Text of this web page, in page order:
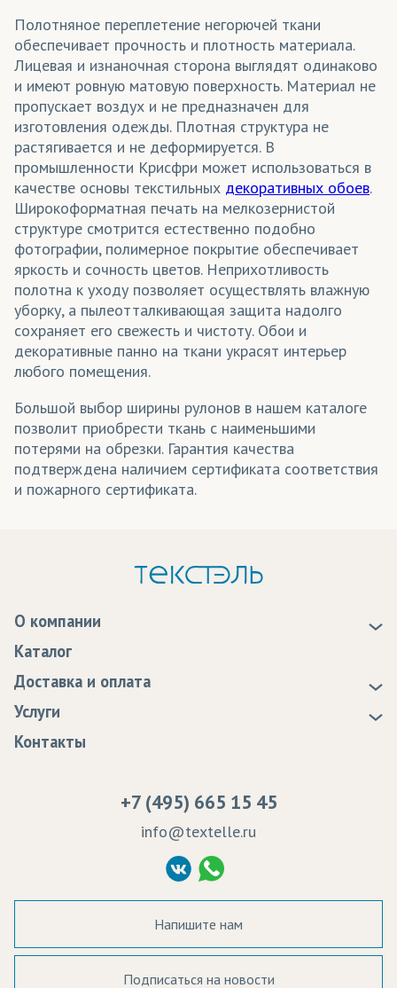
Полотняное переплетение негорючей ткани
обеспечивает прочность и плотность материала.
Лицевая и изнаночная сторона выглядят одинаково
и имеют ровную матовую поверхность. Материал не
пропускает воздух и не предназначен для
изготовления одежды. Плотная структура не
растягивается и не деформируется. В
промышленности Крисфри может использоваться в
качестве основы текстильных декоративных обоев.
Широкоформатная печать на мелкозернистой
структуре смотрится естественно подобно
фотографии, полимерное покрытие обеспечивает
яркость и сочность цветов. Неприхотливость
полотна к уходу позволяет осуществлять влажную
уборку, а пылеотталкивающая защита надолго
сохраняет его свежесть и чистоту. Обои и
декоративные панно на ткани украсят интерьер
любого помещения.
Большой выбор ширины рулонов в нашем каталоге
позволит приобрести ткань с наименьшими
потерями на обрезки. Гарантия качества
подтверждена наличием сертификата соответствия
и пожарного сертификата.
О компании
Статьи
Программа лояльности
Сертификаты качества
Судебные решения
Политика Конфиденциальности
Согласие на обработку ПД
Каталог
Доставка и оплата
Доставка
Оплата
Услуги
Образцы
Контакты
+7 (495) 665 15 45
info@textelle.ru
Напишите нам
Подписаться на новости